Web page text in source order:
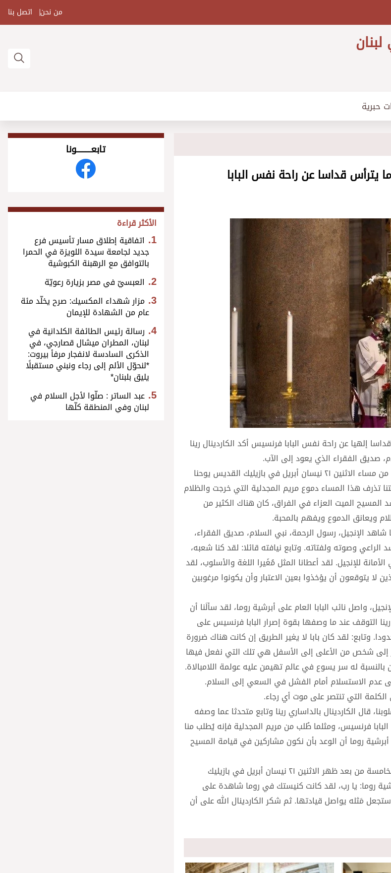
من نحن اتصل بنا
حبرية
يترأس قداسا عن راحة نفس البابا
اللاتيران قداسا إلهيا عن راحة نفس البابا فرنسيس أكد الكاردينال رينا
صديق الفقراء الذي يعود إلى الآب.
ترأس نائب البابا العام على أبرشية روما الكاردينال بالداساري رينا في السابعة من مساء الاثنين ٢١ نيسان أبريل في بازيليك القديس يوحنا
تذرف هذا المساء دموع مريم المجدلية التي خرجت والظلام
الميت العزاء في الفراق، كان هناك الكثير من
ويعانق الدموع ويفهم بالمحبة.
الإنجيل، رسول الرحمة، نبي السلام، صديق الفقراء،
وصوته ولفتاته. وتابع نيافته قائلا: لقد كنا شعبه،
للإنجيل. لقد أعطانا المثل مُغَيرا اللغة والأسلوب، لقد
يتوقعون أن يؤخذوا بعين الاعتبار وأن يكونوا مرغوبين
واصل نائب البابا العام على أبرشية روما، لقد سألَنا أن
التوقف عند ما وصفها بقوة إصرار البابا فرنسيس على
وتابع: لقد كان بابا لا يغير الطريق إن كانت هناك ضرورة
إلى شخص من الأعلى إلى الأسفل هي تلك التي نفعل فيها
له سر يسوع في عالم تهيمن عليه عولمة اللامبالاة.
عدم الاستسلام أمام الفشل في السعي إلى السلام.
التي تنتصر على موت أي رجاء.
قال الكاردينال بالداساري رينا وتابع متحدثا عما وصفه
فرنسيس، ومثلما طُلب من مريم المجدلية فإنه يُطلب منا
روما أن الوعد بأن نكون مشاركين في قيامة المسيح
وفي ختام عظته مترئسا القداس الإلهي عن راحة نفس البابا فرنسيس في الخامسة من بعد ظهر الاثنين ٢١ نيسان أبريل في بازيليك
أبرشية روما: يا رب، لقد كانت كنيستك في روما شاهدة على
مَثله يواصل قيادتها. ثم شكر الكاردينال الله على أن
تابعــــــــــونا
الأكثر قراءة
اتفاقية إطلاق مسار تأسيس فرع
جديد لجامعة سيدة اللويزة في الحمرا
بالتوافق مع الرهبنة الكبوشية
العبسيّ في مصر بزيارة رعويّة
مزار شهداء المكسيك: صرح يخلّد مئة
عام من الشهادة للإيمان
رسالة رئيس الطائفة الكلدانية في
لبنان، المطران ميشال قصارجي، في
الذكرى السادسة لانفجار مرفأ بيروت:
*لنحوّل الألم إلى رجاء ونبني مستقبلًا
يليق بلبنان*
عبد الساتر : صلّوا لأجل السلام في
لبنان وفي المنطقة كلّها